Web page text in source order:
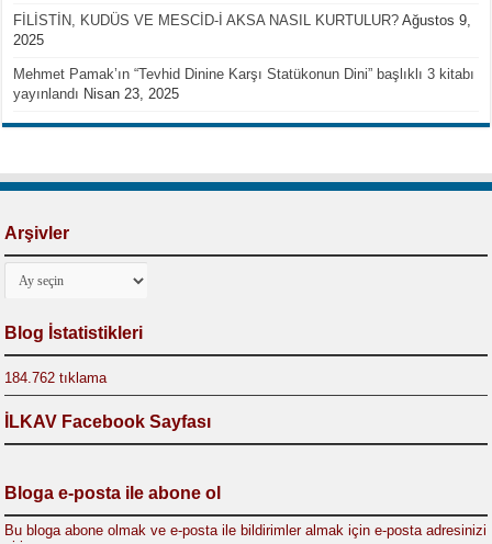
FİLİSTİN, KUDÜS VE MESCİD-İ AKSA NASIL KURTULUR? Ağustos 9,
2025
Mehmet Pamak’ın “Tevhid Dinine Karşı Statükonun Dini” başlıklı 3 kitabı
yayınlandı Nisan 23, 2025
Arşivler
Arşivler
Blog İstatistikleri
184.762 tıklama
İLKAV Facebook Sayfası
Bloga e-posta ile abone ol
Bu bloga abone olmak ve e-posta ile bildirimler almak için e-posta adresinizi